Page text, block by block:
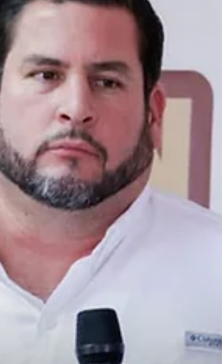
Reordenación Territorial (SIDURT).